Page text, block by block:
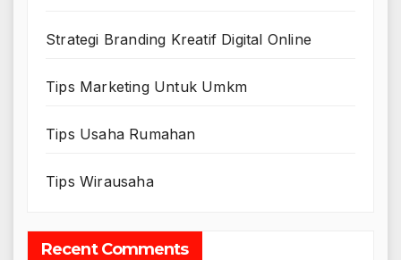
Strategi Branding Kreatif Digital Online
Tips Marketing Untuk Umkm
Tips Usaha Rumahan
Tips Wirausaha
Recent Comments